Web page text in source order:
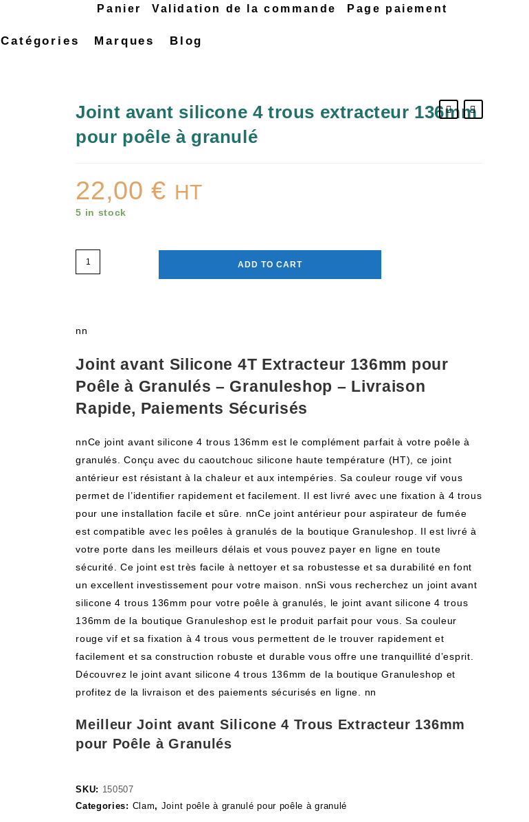
Panier Validation de la commande Page paiement
Catégories Marques Blog
Joint avant silicone 4 trous extracteur 136mm
pour poêle à granulé
22,00€ HT
5 in stock
ADD TO CART
nn
Joint avant Silicone 4T Extracteur 136mm pour
Poêle à Granulés – Granuleshop – Livraison
Rapide, Paiements Sécurisés
nnCe joint avant silicone 4 trous 136mm est le complément parfait à votre poêle à
granulés. Conçu avec du caoutchouc silicone haute température (HT), ce joint
antérieur est résistant à la chaleur et aux intempéries. Sa couleur rouge vif vous
permet de l’identifier rapidement et facilement. Il est livré avec une fixation à 4 trous
pour une installation facile et sûre. nnCe joint antérieur pour aspirateur de fumée
est compatible avec les poêles à granulés de la boutique Granuleshop. Il est livré à
votre porte dans les meilleurs délais et vous pouvez payer en ligne en toute
sécurité. Ce joint est très facile à nettoyer et sa robustesse et sa durabilité en font
un excellent investissement pour votre maison. nnSi vous recherchez un joint avant
silicone 4 trous 136mm pour votre poêle à granulés, le joint avant silicone 4 trous
136mm de la boutique Granuleshop est le produit parfait pour vous. Sa couleur
rouge vif et sa fixation à 4 trous vous permettent de le trouver rapidement et
facilement et sa construction robuste et durable vous offre une tranquillité d’esprit.
Découvrez le joint avant silicone 4 trous 136mm de la boutique Granuleshop et
profitez de la livraison et des paiements sécurisés en ligne. nn
Meilleur Joint avant Silicone 4 Trous Extracteur 136mm
pour Poêle à Granulés
SKU: 150507
Categories: Clam, Joint poêle à granulé pour poêle à granulé